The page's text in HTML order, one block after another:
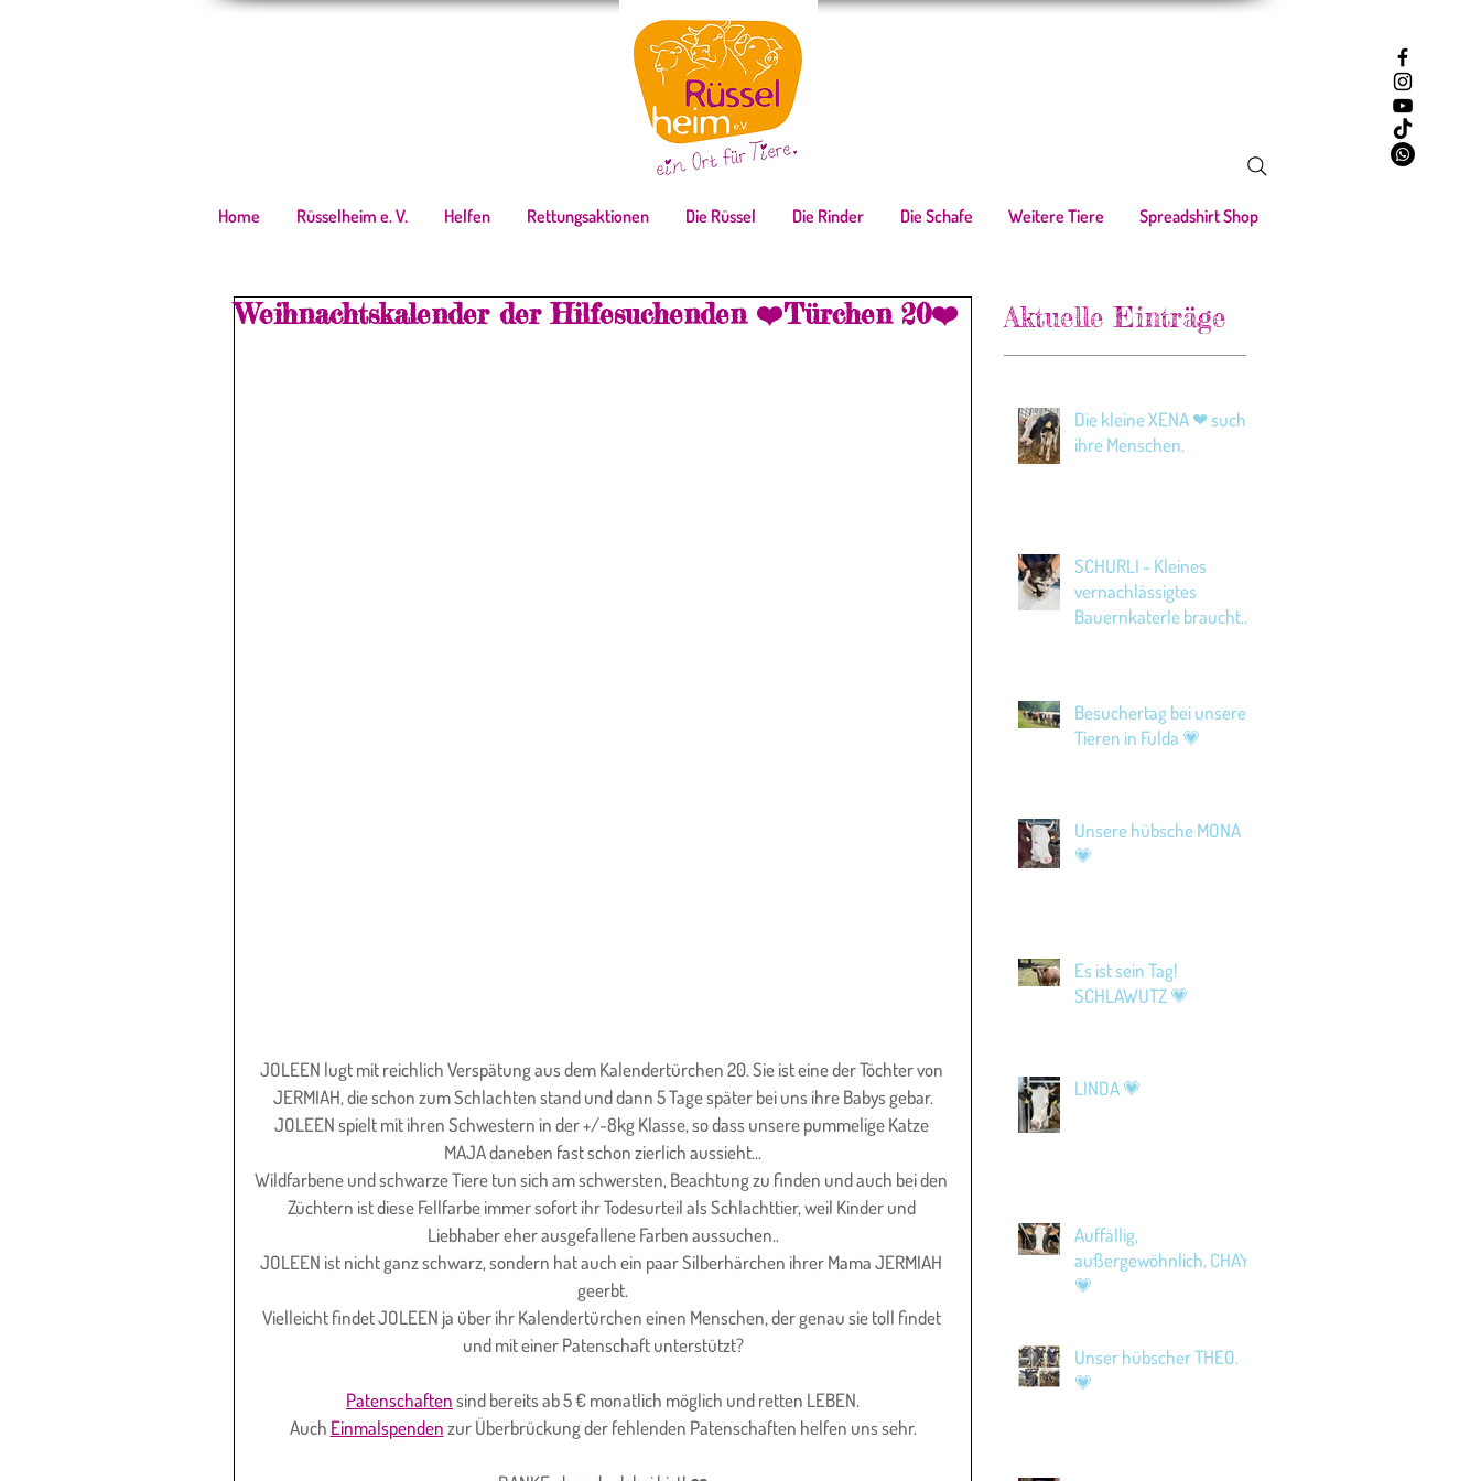
Home Rüsselheim e. V. Helfen Rettungsaktionen Die Rüssel Die Rinder Die Schafe Weitere Tiere Spreadshirt Shop
Weihnachtskalender der Hilfesuchenden ❤️Türchen 20❤️
JOLEEN lugt mit reichlich Verspätung aus dem Kalendertürchen 20. Sie ist eine der Töchter von
JERMIAH, die schon zum Schlachten stand und dann 5 Tage später bei uns ihre Babys gebar.
JOLEEN spielt mit ihren Schwestern in der +/-8kg Klasse, so dass unsere pummelige Katze
MAJA daneben fast schon zierlich aussieht...
Wildfarbene und schwarze Tiere tun sich am schwersten, Beachtung zu finden und auch bei den
Züchtern ist diese Fellfarbe immer sofort ihr Todesurteil als Schlachttier, weil Kinder und
Liebhaber eher ausgefallene Farben aussuchen..
JOLEEN ist nicht ganz schwarz, sondern hat auch ein paar Silberhärchen ihrer Mama JERMIAH
geerbt.
Vielleicht findet JOLEEN ja über ihr Kalendertürchen einen Menschen, der genau sie toll findet
und mit einer Patenschaft unterstützt?
Patenschaften sind bereits ab 5 € monatlich möglich und retten LEBEN.
Auch Einmalspenden zur Überbrückung der fehlenden Patenschaften helfen uns sehr.
Aktuelle Einträge
Die kleine XENA ❤ sucht
ihre Menschen.
SCHURLI - Kleines
vernachlässigtes
Bauernkaterle braucht
Besuchertag bei unseren
Tieren in Fulda 💗
Unsere hübsche MONA
💗
Es ist sein Tag!
SCHLAWUTZ 💗
LINDA 💗
Auffällig,
außergewöhnlich, CHAYA
💗
Unser hübscher THEO.
💗